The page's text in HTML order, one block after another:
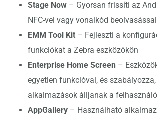
Stage Now – Gyorsan frissíti az
NFC-vel vagy vonalkód beolvasással
EMM Tool Kit – Fejleszti a
funkciókat a Zebra eszközökön
Enterprise Home Screen –
egyetlen funkcióval, és
alkalmazások álljanak a
AppGallery – Használható